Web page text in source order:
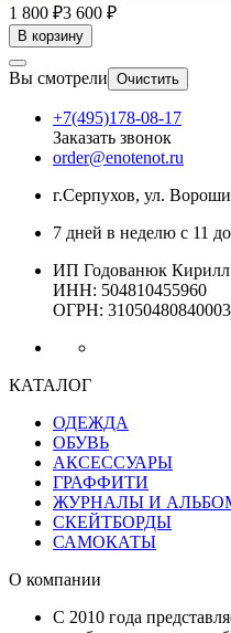
1 800 ₽3 600 ₽
В корзину
Вы смотрели Очистить
+7(495)178-08-17
Заказать звонок
order@enotenot.ru
г.Серпухов, ул.
7 дней в неделю с 11
ИП Годованюк Кирилл
ИНН: 504810455960
ОГРН:
КАТАЛОГ
ОДЕЖДА
ОБУВЬ
АКСЕССУАРЫ
ГРАФФИТИ
ЖУРНАЛЫ И
СКЕЙТБОРДЫ
САМОКАТЫ
О компании
С 2010 года